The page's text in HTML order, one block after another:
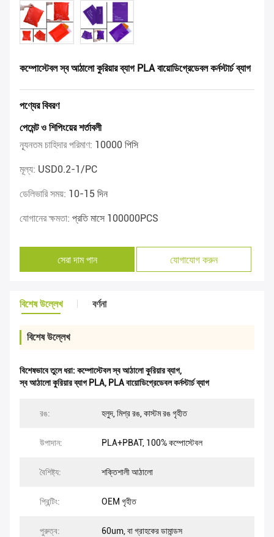
কম্পোস্টেবল স্ব আঠালো কুরিয়ার ব্যাগ PLA বায়োডিগ্রেডেবল কর্নস্টার্চ ব্যাগ
পণ্যের বিবরণ
পেমেন্ট ও শিপিংয়ের শর্তাবলী
ন্যূনতম চাহিদার পরিমাণ: 10000 পিসি
মূল্য: USD0.2-1/PC
ডেলিভারি সময়: 10-15 দিন
যোগানের ক্ষমতা: প্রতি মাসে 100000PCS
সেরা দাম পান যোগাযোগ করুন
বিশেষ উল্লেখ বর্ণনা
বিশেষ উল্লেখ
বিশেষভাবে তুলে ধরা: কম্পোস্টেবল স্ব আঠালো কুরিয়ার ব্যাগ,
স্ব আঠালো কুরিয়ার ব্যাগ PLA, PLA বায়োডিগ্রেডেবল কর্নস্টার্চ ব্যাগ
রঙ: হলুদ, মিশ্র রঙ, কাস্টম রঙ গৃহীত
উপাদান: PLA+PBAT, 100% কম্পোস্টেবল
বৈশিষ্ট্য: শক্তিশালী আঠালো
প্রিন্টিং: OEM গৃহীত
পুরুত্ব: 60um, বা গ্রাহকের ডামান্ডস